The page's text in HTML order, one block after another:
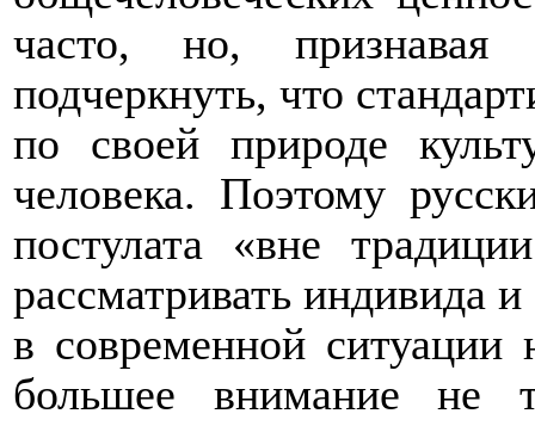
часто, но, признавая
подчеркнуть, что
по своей природе
человека. Поэтому
постулата «вне
рассматривать индивида
в современной ситуации
большее внимание не